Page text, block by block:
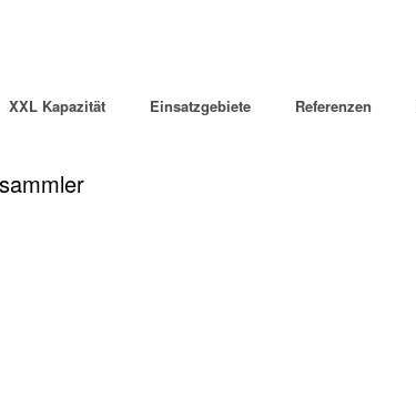
XXL Kapazität Einsatzgebiete Referenzen